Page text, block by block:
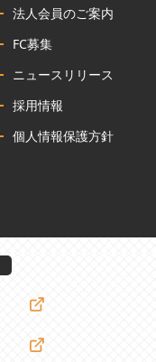
法人会員のご案内
FC募集
ニュースリリース
採用情報
個人情報保護方針